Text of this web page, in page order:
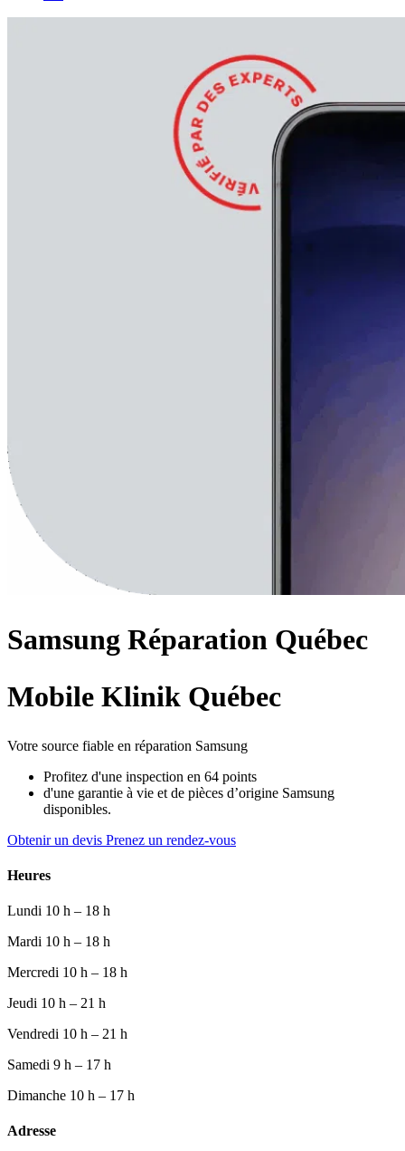
Samsung Réparation Québec
Mobile Klinik Québec
Votre source fiable en réparation Samsung
Profitez d'une inspection en 64 points
d'une garantie à vie et de pièces d’origine Samsung
disponibles.
Obtenir un devis Prenez un rendez-vous
Heures
Lundi 10 h – 18 h
Mardi 10 h – 18 h
Mercredi 10 h – 18 h
Jeudi 10 h – 21 h
Vendredi 10 h – 21 h
Samedi 9 h – 17 h
Dimanche 10 h – 17 h
Adresse